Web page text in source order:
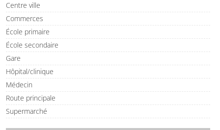
Centre ville
Commerces
École primaire
École secondaire
Gare
Hôpital/clinique
Médecin
Route principale
Supermarché